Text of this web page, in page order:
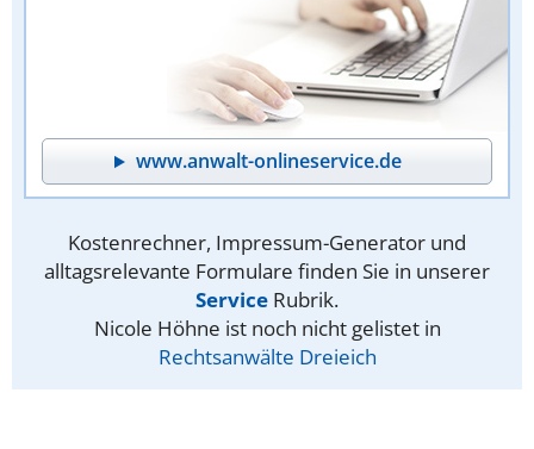
www.anwalt-onlineservice.de
Kostenrechner, Impressum-Generator und
alltagsrelevante Formulare finden Sie in unserer
Service Rubrik.
Nicole Höhne ist noch nicht gelistet in
Rechtsanwälte Dreieich